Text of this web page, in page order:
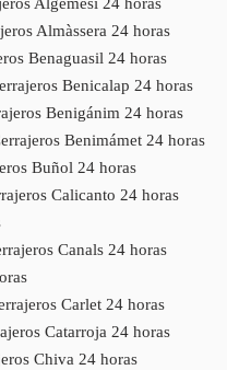
Almàssera 24 horas
Benaguasil 24 horas
Benicalap 24 horas
Benigánim 24 horas
Benimámet 24 horas
Buñol 24 horas
Calicanto 24 horas
Canals 24 horas
Carlet 24 horas
Catarroja 24 horas
Chiva 24 horas